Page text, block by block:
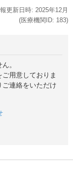
更新日時: 2025年12月
(医療機関ID: 183)
。
用意しておりま
連絡をいただけ